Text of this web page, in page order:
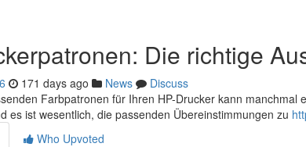
Die richtige
171 days ago News
Discuss
Farbpatronen für Ihren HP-Drucker kann
es ist wesentlich, die passenden Übereinstimmungen zu
Who Upvoted